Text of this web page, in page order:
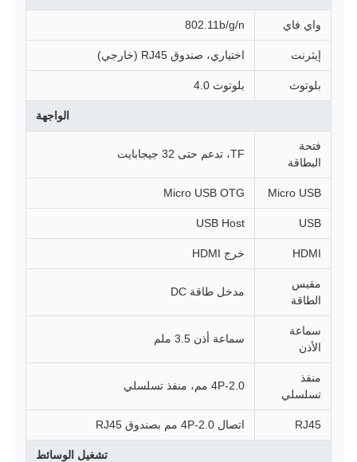
واي فاي 802.11b/g/n
إيثرنت اختياري، صندوق RJ45 (خارجي)
بلوتوث بلوتوث 4.0
الواجهة
فتحة
البطاقة
TF، تدعم حتى 32 جيجابايت
Micro USB
Micro USB OTG
USB
USB Host
HDMI خرج HDMI
مقبس
الطاقة
مدخل طاقة DC
سماعة
الأذن
سماعة أذن 3.5 ملم
منفذ
تسلسلي
4P-2.0 مم، منفذ تسلسلي
RJ45 اتصال 4P-2.0 مم بصندوق RJ45
تشغيل الوسائط